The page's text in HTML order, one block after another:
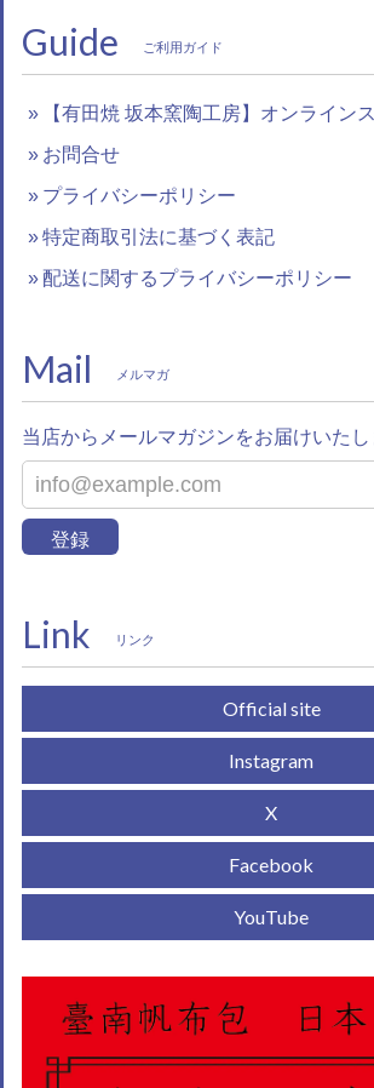
Guide ご利用ガイド
【有田焼 坂本窯陶工房】オンライン
お問合せ
プライバシーポリシー
特定商取引法に基づく表記
配送に関するプライバシーポリシー
Mail メルマガ
当店からメールマガジンをお届けいたし
登録
Link リンク
Official site
Instagram
X
Facebook
YouTube